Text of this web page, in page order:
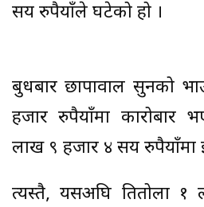
सय रुपैयाँले घटेको हो ।
बुधबार छापावाल सुनको
हजार रुपैयाँमा
लाख ९ हजार ४ सय रुपैयाँमा
त्यस्तै, यसअघि प्रतितोला